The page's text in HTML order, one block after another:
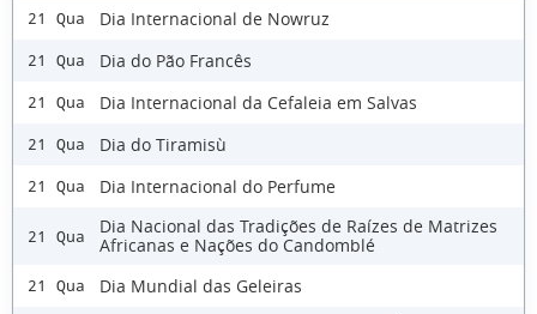
21 Qua Dia Internacional de Nowruz
21 Qua Dia do Pão Francês
21 Qua Dia Internacional da Cefaleia em Salvas
21 Qua Dia do Tiramisù
21 Qua Dia Internacional do Perfume
21 Qua
Dia Nacional das Tradições de Raízes de Matrizes
Africanas e Nações do Candomblé
21 Qua Dia Mundial das Geleiras